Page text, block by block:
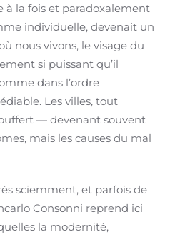
la fois et paradoxalement
individuelle, devenait un
nous vivons, le visage du
si puissant qu’il
dans l’ordre
Les villes, tout
— devenant souvent
mais les causes du mal
sciemment, et parfois de
Consonni reprend ici
la modernité,